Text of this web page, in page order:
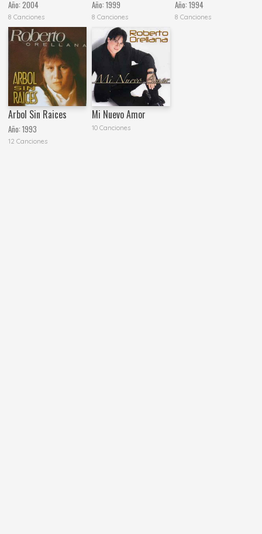
Año:2004
8 Canciones
Año: 1999
8 Canciones
Año:1994
8 Canciones
Arbol Sin Raices
Año:1993
12 Canciones
Mi Nuevo Amor
10 Canciones